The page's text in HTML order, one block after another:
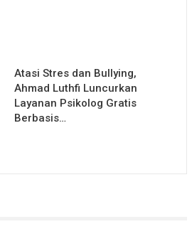
Atasi Stres dan Bullying,
Ahmad Luthfi Luncurkan
Layanan Psikolog Gratis
Berbasis…